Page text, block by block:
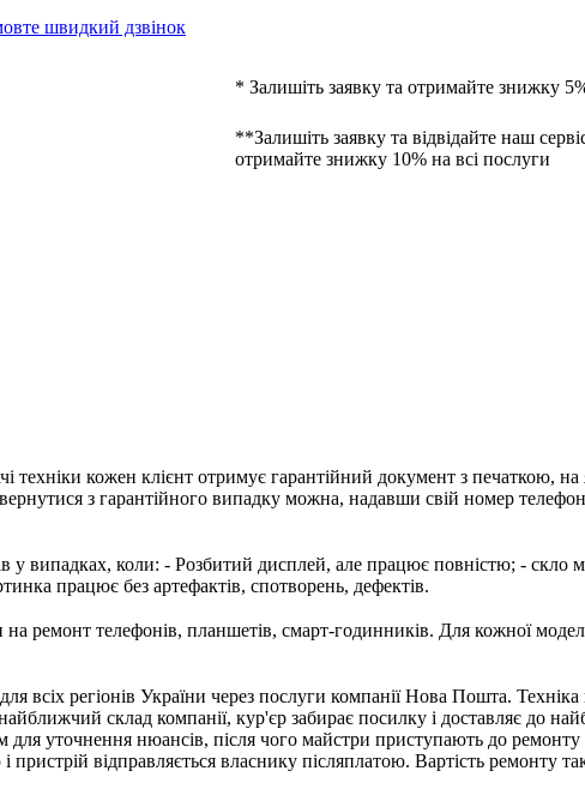
швидкий дзвінок
* Залишіть заявку та отримайте знижку
**Залишіть заявку та відвідайте наш
отримайте знижку 10% на всі послуги
кожен клієнт отримує гарантійний документ з печаткою, на
з гарантійного випадку можна, надавши свій номер
у випадках, коли: - Розбитий дисплей, але працює повністю; - скло
працює без артефактів, спотворень, дефектів.
ремонт телефонів, планшетів, смарт-годинників. Для кожної
всіх регіонів України через послуги компанії Нова Пошта.
склад компанії, кур'єр забирає посилку і доставляє до
для уточнення нюансів, після чого майстри приступають до
пристрій відправляється власнику післяплатою. Вартість ремонту